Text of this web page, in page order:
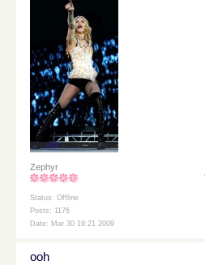
Zephyr
Status: Offline
Posts: 1176
Date: Mar 30 19:21 2009
ooh